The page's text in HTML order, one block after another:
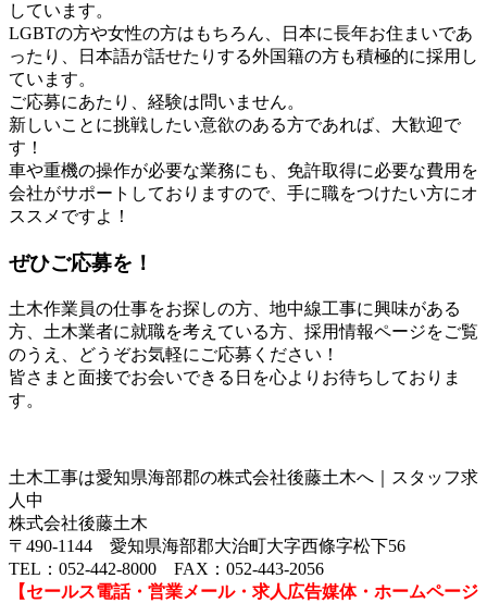
しています。
LGBTの方や女性の方はもちろん、日本に長年お住まいであ
ったり、日本語が話せたりする外国籍の方も積極的に採用し
ています。
ご応募にあたり、経験は問いません。
新しいことに挑戦したい意欲のある方であれば、大歓迎で
す！
車や重機の操作が必要な業務にも、免許取得に必要な費用を
会社がサポートしておりますので、手に職をつけたい方にオ
ススメですよ！
ぜひご応募を！
土木作業員の仕事をお探しの方、地中線工事に興味がある
方、土木業者に就職を考えている方、採用情報ページをご覧
のうえ、どうぞお気軽にご応募ください！
皆さまと面接でお会いできる日を心よりお待ちしておりま
す。
土木工事は愛知県海部郡の株式会社後藤土木へ｜スタッフ求
人中
株式会社後藤土木
〒490-1144 愛知県海部郡大治町大字西條字松下56
TEL：052-442-8000 FAX：052-443-2056
【セールス電話・営業メール・求人広告媒体・ホームページ